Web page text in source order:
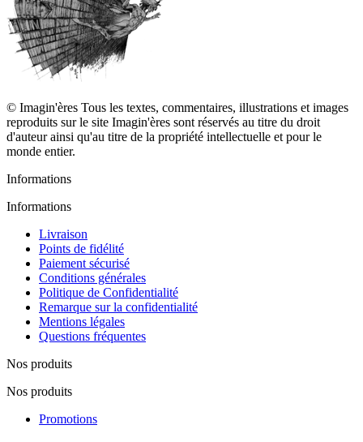
© Imagin'ères Tous les textes, commentaires, illustrations et images
reproduits sur le site Imagin'ères sont réservés au titre du droit
d'auteur ainsi qu'au titre de la propriété intellectuelle et pour le
monde entier.
Informations
Informations
Livraison
Points de fidélité
Paiement sécurisé
Conditions générales
Politique de Confidentialité
Remarque sur la confidentialité
Mentions légales
Questions fréquentes
Nos produits
Nos produits
Promotions